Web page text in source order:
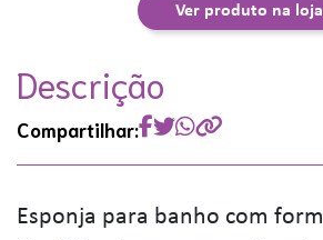
Ver produto na loja
Descrição
Compartilhar:
Esponja para banho com